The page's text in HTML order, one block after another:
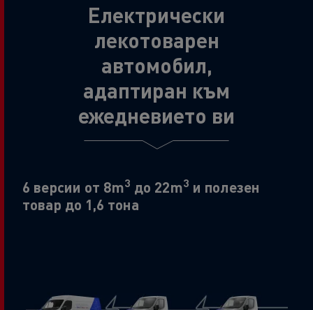
Електрически
лекотоварен
автомобил,
адаптиран към
ежедневието ви
6 версии от 8m3 до 22m3 и полезен
товар до 1,6 тона